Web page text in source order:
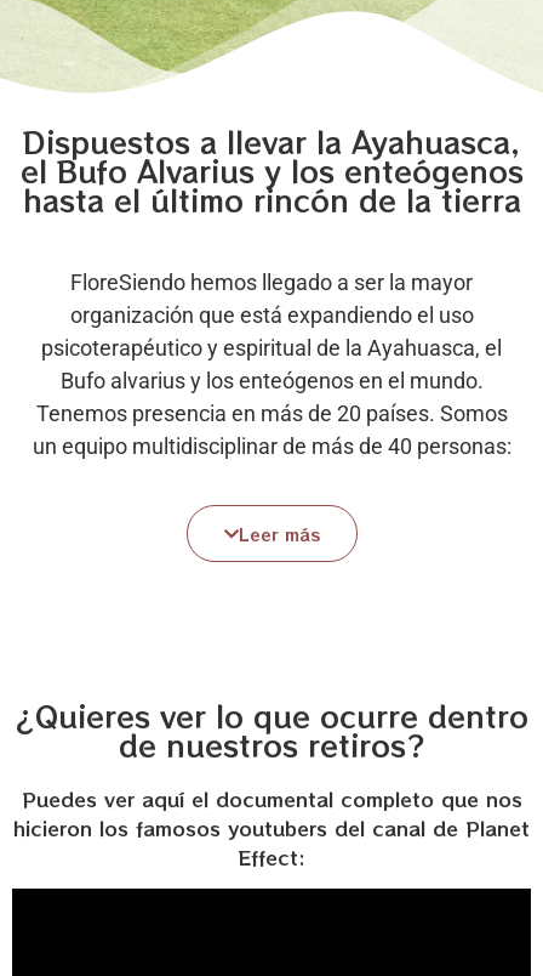
Dispuestos a llevar la Ayahuasca,
el Bufo Alvarius y los enteógenos
hasta el último rincón de la tierra
FloreSiendo hemos llegado a ser la mayor
organización que está expandiendo el uso
psicoterapéutico y espiritual de la Ayahuasca, el
Bufo alvarius y los enteógenos en el mundo.
Tenemos presencia en más de 20 países. Somos
un equipo multidisciplinar de más de 40 personas:
acompañantes terapéuticos, comprometidos a
llegar a los 195 países del mundo. El 80 % de
queremos destinar todos nuestros recursos
financieros para que llegue a todas y todos.
Leer más
¿Quieres ver lo que ocurre dentro
de nuestros retiros?
Puedes ver aquí el documental completo que nos
hicieron los famosos youtubers del canal de Planet
Effect: